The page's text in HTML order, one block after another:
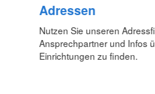
Adressen
Nutzen Sie unseren
Ansprechpartner und Infos
Einrichtungen zu finden.